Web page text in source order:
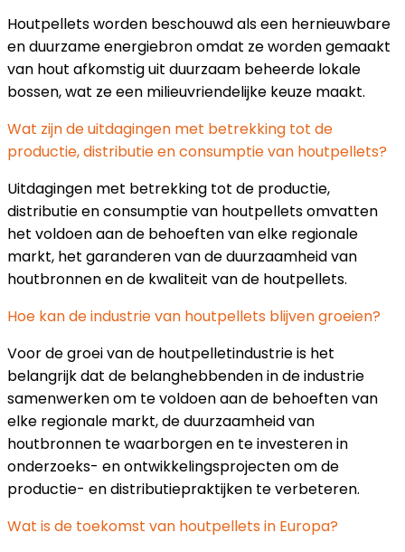
Houtpellets worden beschouwd als een hernieuwbare
en duurzame energiebron omdat ze worden gemaakt
van hout afkomstig uit duurzaam beheerde lokale
bossen, wat ze een milieuvriendelijke keuze maakt.
Wat zijn de uitdagingen met betrekking tot de
productie, distributie en consumptie van houtpellets?
Uitdagingen met betrekking tot de productie,
distributie en consumptie van houtpellets omvatten
het voldoen aan de behoeften van elke regionale
markt, het garanderen van de duurzaamheid van
houtbronnen en de kwaliteit van de houtpellets.
Hoe kan de industrie van houtpellets blijven groeien?
Voor de groei van de houtpelletindustrie is het
belangrijk dat de belanghebbenden in de industrie
samenwerken om te voldoen aan de behoeften van
elke regionale markt, de duurzaamheid van
houtbronnen te waarborgen en te investeren in
onderzoeks- en ontwikkelingsprojecten om de
productie- en distributiepraktijken te verbeteren.
Wat is de toekomst van houtpellets in Europa?